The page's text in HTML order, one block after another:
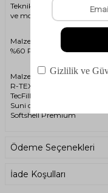
Teknik softshell backhand
ve modern, su geçirmez
Malzeme bileşimi
%60 Polyester, %30
Malzeme
R-TEX® XT
TecFill™
Suni deri
Softshell Premium
Ödeme Seçenekleri
İade Koşulları